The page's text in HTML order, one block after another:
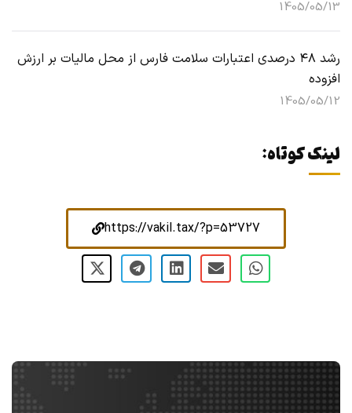
1405/05/13
رشد ۴۸ درصدی اعتبارات سلامت فارس از محل مالیات بر ارزش
افزوده
1405/05/12
لینک کوتاه:
https://vakil.tax/?p=53727